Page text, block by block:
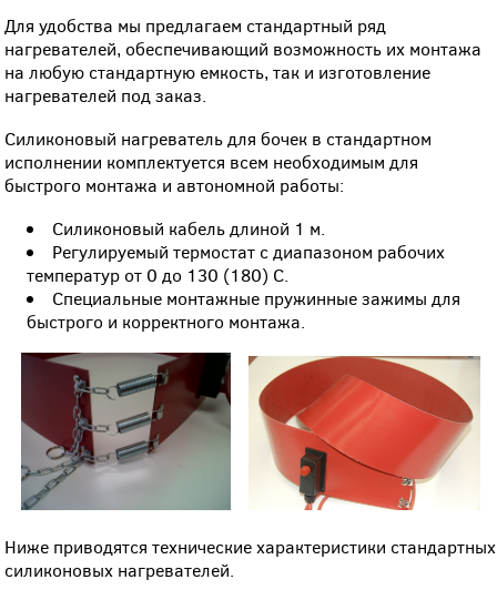
Для удобства мы предлагаем стандартный ряд
нагревателей, обеспечивающий возможность их монтажа
на любую стандартную емкость, так и изготовление
нагревателей под заказ.
Силиконовый нагреватель для бочек в стандартном
исполнении комплектуется всем необходимым для
быстрого монтажа и автономной работы:
Силиконовый кабель длиной 1 м.
Регулируемый термостат с диапазоном рабочих
температур от 0 до 130 (180) С.
Специальные монтажные пружинные зажимы для
быстрого и корректного монтажа.
Ниже приводятся технические характеристики стандартных
силиконовых нагревателей.